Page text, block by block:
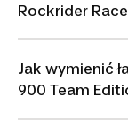
Rockrider
Jak wymienić
900 Team